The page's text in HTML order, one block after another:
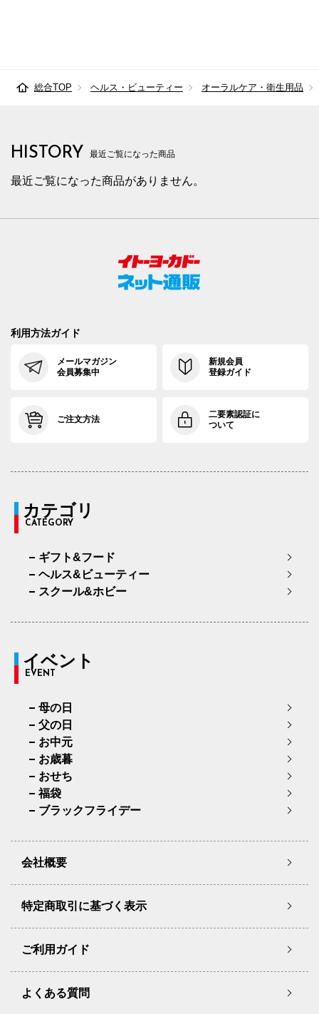
総合TOP ヘルス・ビューティー オーラルケア・衛生用品
HISTORY 最近ご覧になった商品
最近ご覧になった商品がありません。
利用方法ガイド
メールマガジン
会員募集中
新規会員
登録ガイド
ご注文方法
二要素認証に
ついて
カテゴリ
CATEGORY
ギフト&フード
ヘルス&ビューティー
スクール&ホビー
イベント
EVENT
母の日
父の日
お中元
お歳暮
おせち
福袋
ブラックフライデー
会社概要
特定商取引に基づく表示
ご利用ガイド
よくある質問